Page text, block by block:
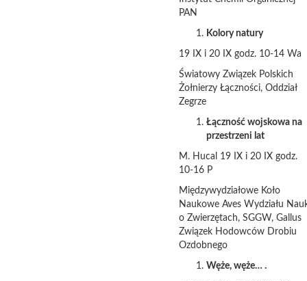
PAN
Kolory natury
19 IX i 20 IX godz. 10-14 Wa
Światowy Związek Polskich
Żołnierzy Łączności, Oddział
Zegrze
Łączność wojskowa na
przestrzeni lat
M. Hucal 19 IX i 20 IX godz.
10-16 P
Międzywydziałowe Koło
Naukowe Aves Wydziału
o Zwierzętach, SGGW, Gallus
Związek Hodowców Drobiu
Ozdobnego
Węże, węże… .